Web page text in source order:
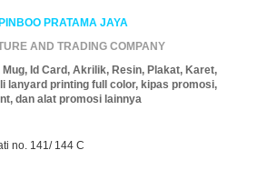
PRATAMA JAYA
AND TRADING COMPANY
Id Card, Akrilik, Resin, Plakat, Karet,
lanyard printing full color, kipas promosi,
dan alat promosi lainnya
no. 141/ 144 C